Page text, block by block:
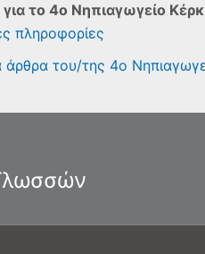
το 4o Νηπιαγωγείο
πληροφορίες
άρθρα του/της 4o